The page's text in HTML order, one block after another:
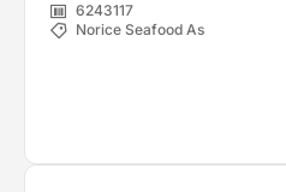
6243117
Norice Seafood As